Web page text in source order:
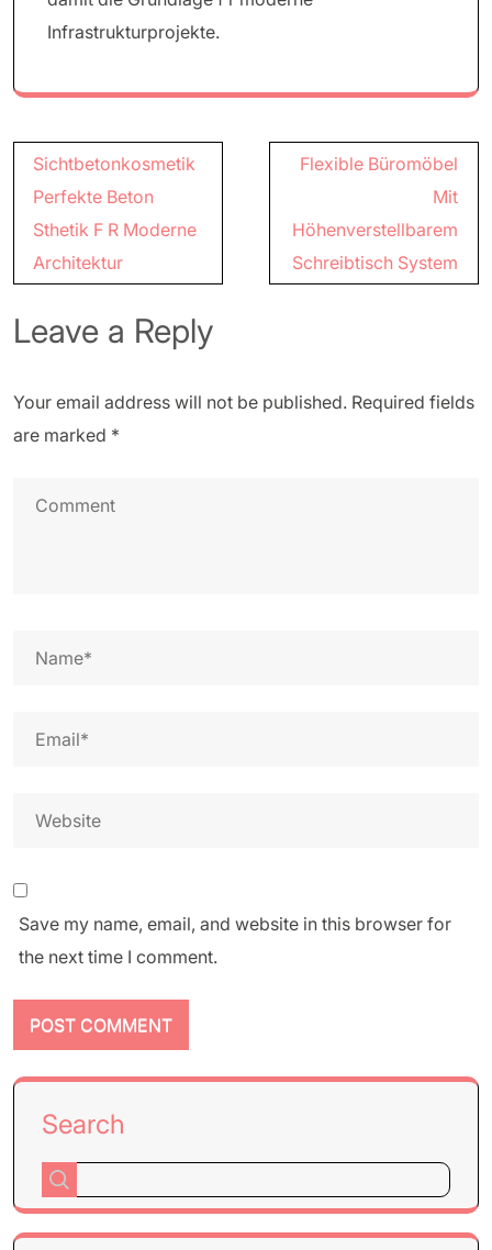
Infrastrukturprojekte.
Post
navigation
Sichtbetonkosmetik
Perfekte Beton
Sthetik F R Moderne
Architektur
Flexible Büromöbel
Mit
Höhenverstellbarem
Schreibtisch System
Leave a Reply
Your email address will not be published. Required fields
are marked *
Save my name, email, and website in this browser for
the next time I comment.
Search